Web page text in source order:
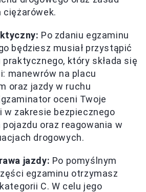
Po zdaniu egzaminu
będziesz musiał przystąpić
praktycznego, który składa się
manewrów na placu
oraz jazdy w ruchu
oceni Twoje
w zakresie bezpiecznego
pojazdu oraz reagowania w
drogowych.
jazdy: Po pomyślnym
egzaminu otrzymasz
C. W celu jego